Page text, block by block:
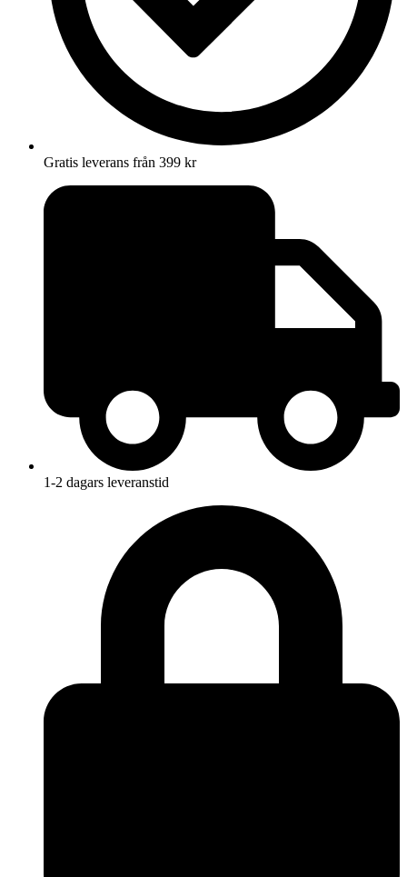
Gratis leverans från 399 kr
1-2 dagars leveranstid